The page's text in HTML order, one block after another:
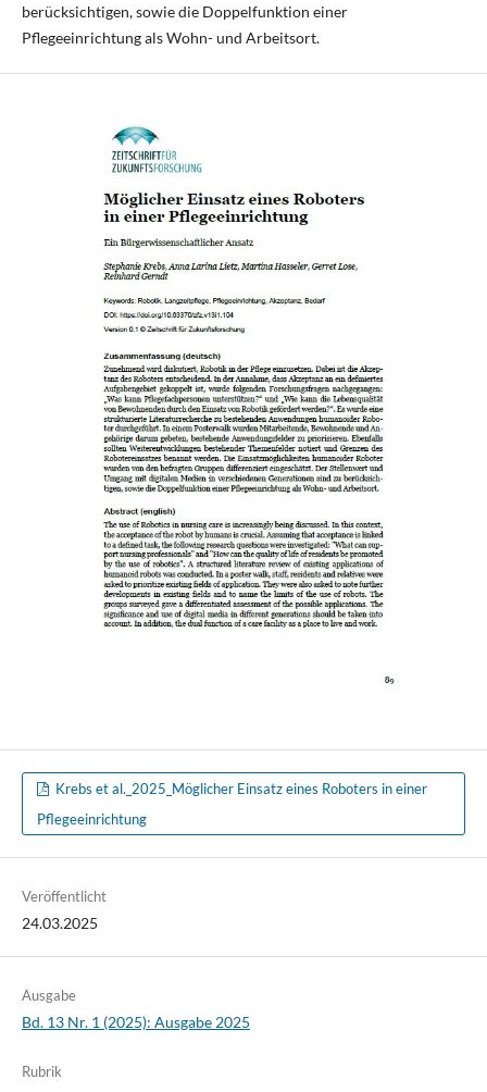
berücksichtigen, sowie die Doppelfunktion einer
Pflegeeinrichtung als Wohn- und Arbeitsort.
Krebs et al._2025_Möglicher Einsatz eines Roboters in einer
Pflegeeinrichtung
Veröffentlicht
24.03.2025
Ausgabe
Bd. 13 Nr. 1 (2025): Ausgabe 2025
Rubrik